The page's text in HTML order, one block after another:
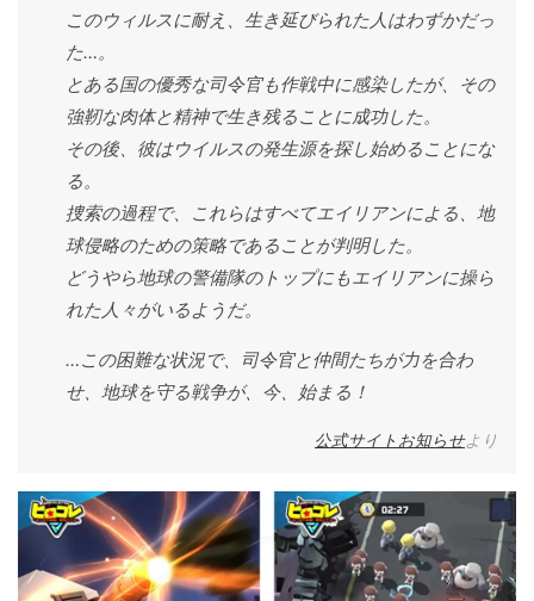
このウィルスに耐え、生き延びられた人はわずかだっ
た…。
とある国の優秀な司令官も作戦中に感染したが、その
強靭な肉体と精神で生き残ることに成功した。
その後、彼はウイルスの発生源を探し始めることにな
る。
捜索の過程で、これらはすべてエイリアンによる、地
球侵略のための策略であることが判明した。
どうやら地球の警備隊のトップにもエイリアンに操ら
れた人々がいるようだ。
…この困難な状況で、司令官と仲間たちが力を合わ
せ、地球を守る戦争が、今、始まる！
公式サイトお知らせより